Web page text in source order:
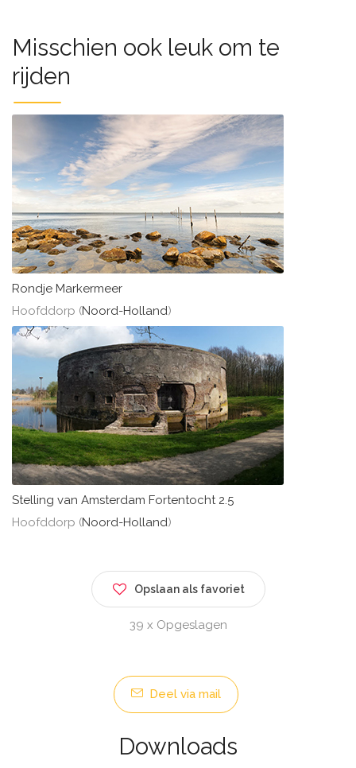
Misschien ook leuk om te
rijden
Rondje Markermeer
Hoofddorp (Noord-Holland)
Stelling van Amsterdam Fortentocht 2.5
Hoofddorp (Noord-Holland)
Opslaan als favoriet
39 x Opgeslagen
Deel via mail
Downloads